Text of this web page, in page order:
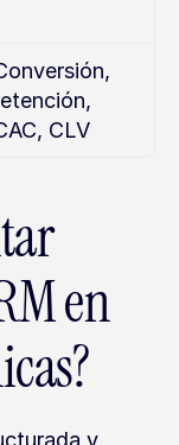
CLV
en
y